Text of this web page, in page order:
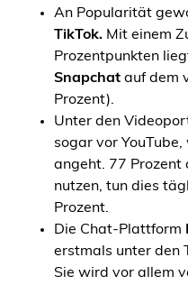
An Popularität
TikTok. Mit einem
Prozentpunkten
Snapchat auf dem
Prozent).
Unter den
sogar vor
angeht. 77 Prozent
nutzen, tun dies
Prozent.
Die Chat-Plattform
erstmals unter den
Sie wird vor allem